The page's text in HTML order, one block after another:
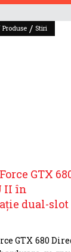
Produse / Stiri
GTX
II în
dual-slot
GTX 680